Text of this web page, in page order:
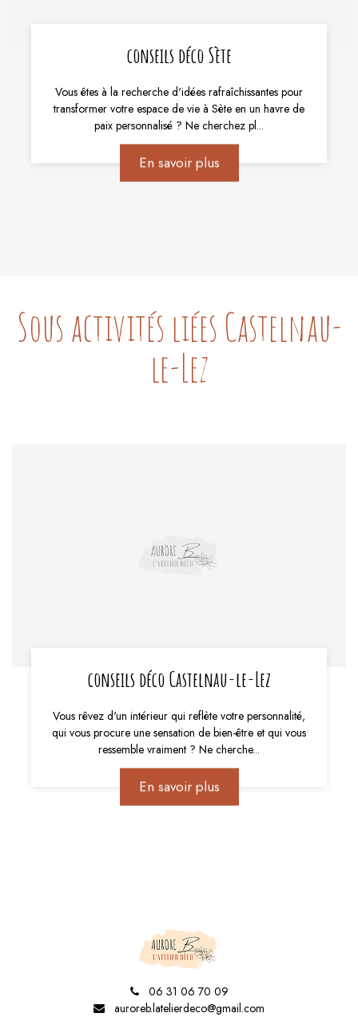
conseils déco Sète
Vous êtes à la recherche d'idées rafraîchissantes pour
transformer votre espace de vie à Sète en un havre de
paix personnalisé ? Ne cherchez pl...
En savoir plus
Sous activités liées Castelnau-
le-Lez
conseils déco Castelnau-le-Lez
Vous rêvez d'un intérieur qui reflète votre personnalité,
qui vous procure une sensation de bien-être et qui vous
ressemble vraiment ? Ne cherche...
En savoir plus
06 31 06 70 09
auroreb.latelierdeco@gmail.com